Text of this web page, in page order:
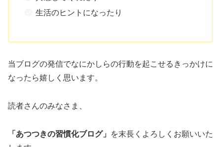
生活のヒントになったり
当ブログの発信でなにかしらの行動を起こせるきっかけに
なったら嬉しく思います。
読者さんのみなさま、
「あつつきの習慣化ブログ」 を末長くよろしくお願いいた